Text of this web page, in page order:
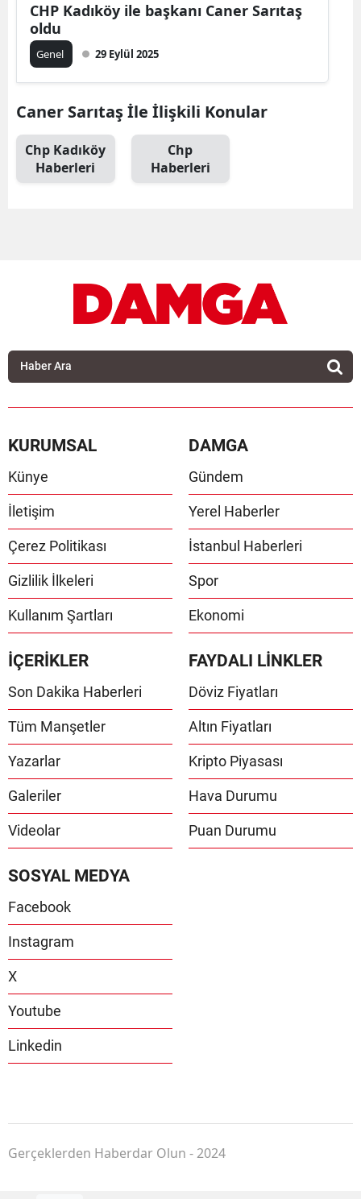
CHP Kadıköy ile başkanı Caner Sarıtaş
oldu
Genel 29 Eylül 2025
Caner Sarıtaş İle İlişkili Konular
Chp Kadıköy
Haberleri
Chp
Haberleri
KURUMSAL
Künye
İletişim
Çerez Politikası
Gizlilik İlkeleri
Kullanım Şartları
DAMGA
Gündem
Yerel Haberler
İstanbul Haberleri
Spor
Ekonomi
İÇERİKLER
Son Dakika Haberleri
Tüm Manşetler
Yazarlar
Galeriler
Videolar
FAYDALI LİNKLER
Döviz Fiyatları
Altın Fiyatları
Kripto Piyasası
Hava Durumu
Puan Durumu
SOSYAL MEDYA
Facebook
Instagram
X
Youtube
Linkedin
Gerçeklerden Haberdar Olun - 2024